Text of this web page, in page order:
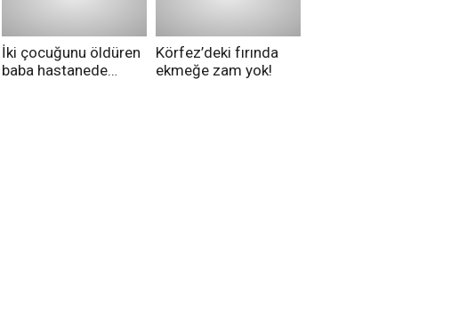
İki çocuğunu öldüren
baba hastanede
Körfez’deki fırında
ekmeğe zam yok!